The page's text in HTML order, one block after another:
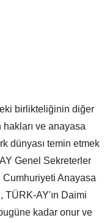
birlikteliğinin diğer
ve anayasa
dünyası temin etmek
Genel Sekreterler
Cumhuriyeti Anayasa
TÜRK-AY'ın Daimi
kadar onur ve